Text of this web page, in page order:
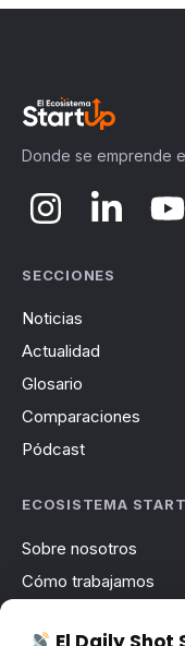
Donde se emprende
SECCIONES
Noticias
Actualidad
Glosario
Comparaciones
Pódcast
ECOSISTEMA
Sobre nosotros
Cómo trabajamos